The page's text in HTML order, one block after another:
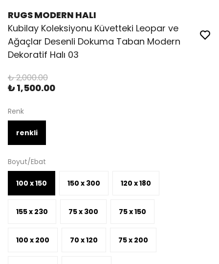
RUGS MODERN HALI
Kubilay Koleksiyonu Küvetteki Leopar ve
Ağaçlar Desenli Dokuma Taban Modern
Dekoratif Halı 03
₺ 2,000.00
₺ 1,500.00
Renk
renkli
Boyut/Ebat
100 x 150 150 x 300 120 x 180
155 x 230 75 x 300 75 x 150
100 x 200 70 x 120 75 x 200